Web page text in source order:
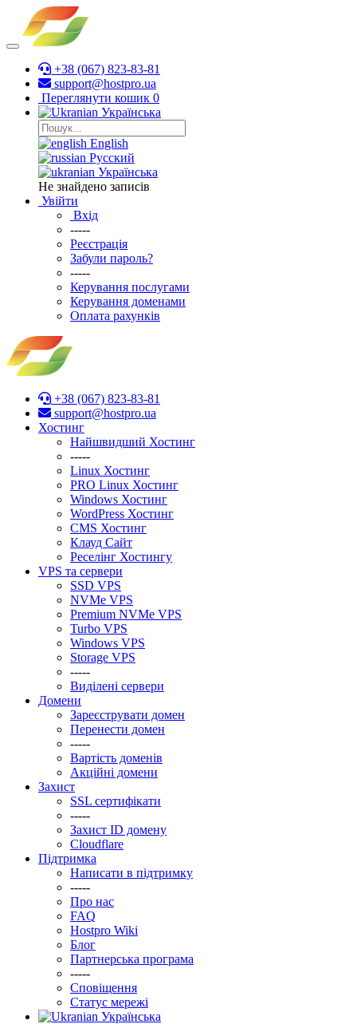
+38 (067) 823-83-81
support@hostpro.ua
Переглянути кошик 0
Українська
English
Русский
Українська
Не знайдено записів
Увійти
Вхід
-----
Реєстрація
Забули пароль?
-----
Керування послугами
Керування доменами
Оплата рахунків
+38 (067) 823-83-81
support@hostpro.ua
Хостинг
Найшвидший Хостинг
-----
Linux Хостинг
PRO Linux Хостинг
Windows Хостинг
WordPress Хостинг
CMS Хостинг
Клауд Сайт
Реселінг Хостингу
VPS та сервери
SSD VPS
NVMe VPS
Premium NVMe VPS
Turbo VPS
Windows VPS
Stоrage VPS
-----
Виділені сервери
Домени
Зареєструвати домен
Перенести домен
-----
Вартість доменів
Акційні домени
Захист
SSL сертифікати
-----
Захист ID домену
Clоudflare
Підтримка
Написати в підтримку
-----
Про нас
FAQ
Hostpro Wiki
Блог
Партнерська програма
-----
Сповіщення
Статус мережі
Українська